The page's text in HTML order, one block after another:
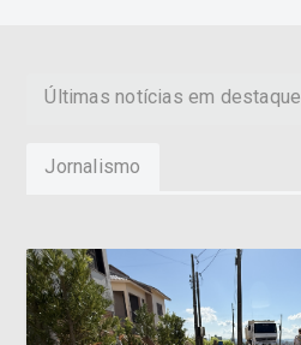
Últimas notícias em destaque
Jornalismo